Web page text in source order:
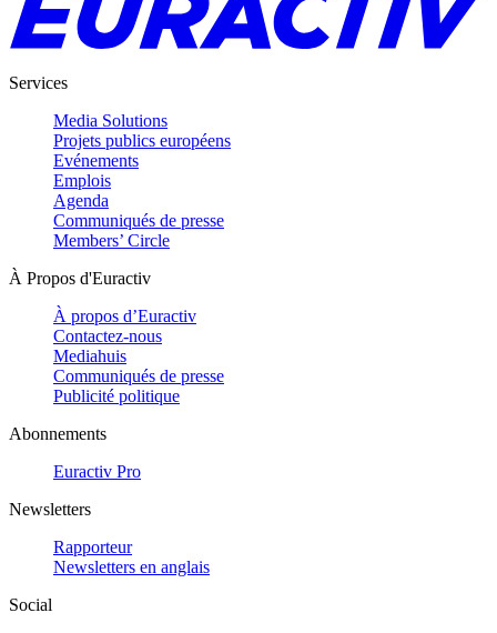
Services
Media Solutions
Projets publics européens
Evénements
Emplois
Agenda
Communiqués de presse
Members’ Circle
À Propos d'Euractiv
À propos d’Euractiv
Contactez-nous
Mediahuis
Communiqués de presse
Publicité politique
Abonnements
Euractiv Pro
Newsletters
Rapporteur
Newsletters en anglais
Social